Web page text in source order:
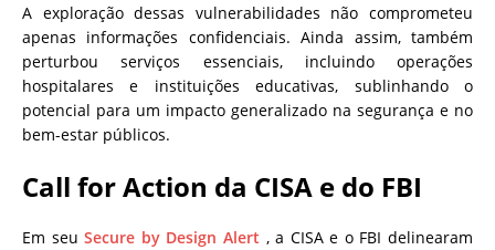
A exploração dessas vulnerabilidades não comprometeu
apenas informações confidenciais. Ainda assim, também
perturbou serviços essenciais, incluindo operações
hospitalares e instituições educativas, sublinhando o
potencial para um impacto generalizado na segurança e no
bem-estar públicos.
Call for Action da CISA e do FBI
Em seuSecure by Design Alert , a CISA e o FBI delinearam